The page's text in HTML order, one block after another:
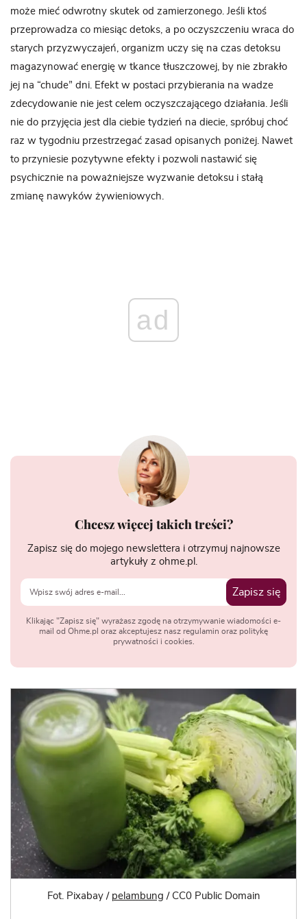
może mieć odwrotny skutek od zamierzonego. Jeśli ktoś
przeprowadza co miesiąc detoks, a po oczyszczeniu wraca do
starych przyzwyczajeń, organizm uczy się na czas detoksu
magazynować energię w tkance tłuszczowej, by nie zbrakło
jej na “chude” dni. Efekt w postaci przybierania na wadze
zdecydowanie nie jest celem oczyszczającego działania. Jeśli
nie do przyjęcia jest dla ciebie tydzień na diecie, spróbuj choć
raz w tygodniu przestrzegać zasad opisanych poniżej. Nawet
to przyniesie pozytywne efekty i pozwoli nastawić się
psychicznie na poważniejsze wyzwanie detoksu i stałą
zmianę nawyków żywieniowych.
ad
Chcesz więcej takich treści?
Zapisz się do mojego newslettera i otrzymuj najnowsze
artykuły z ohme.pl.
Zapisz się
Klikając "Zapisz się" wyrażasz zgodę na otrzymywanie wiadomości e-
mail od Ohme.pl oraz akceptujesz nasz regulamin oraz politykę
prywatności i cookies.
Fot. Pixabay / pelambung / CC0 Public Domain